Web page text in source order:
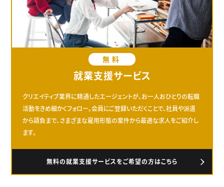
無料
就業支援サービス
クリエイティブ業界に精通したエージェントが、お一人おひとりの転職
活動をきめ細かくフォロー。会員にご登録いただくことで、社員や派遣
から請負まで、さまざまな雇用形態の案件から最適な求人をご紹介し
ます。
無料の就業支援サービスをご希望の方はこちら